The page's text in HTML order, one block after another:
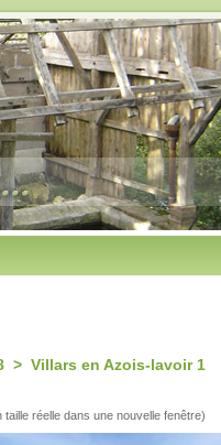
> Villars en Azois-lavoir 1
réelle dans une nouvelle fenêtre)